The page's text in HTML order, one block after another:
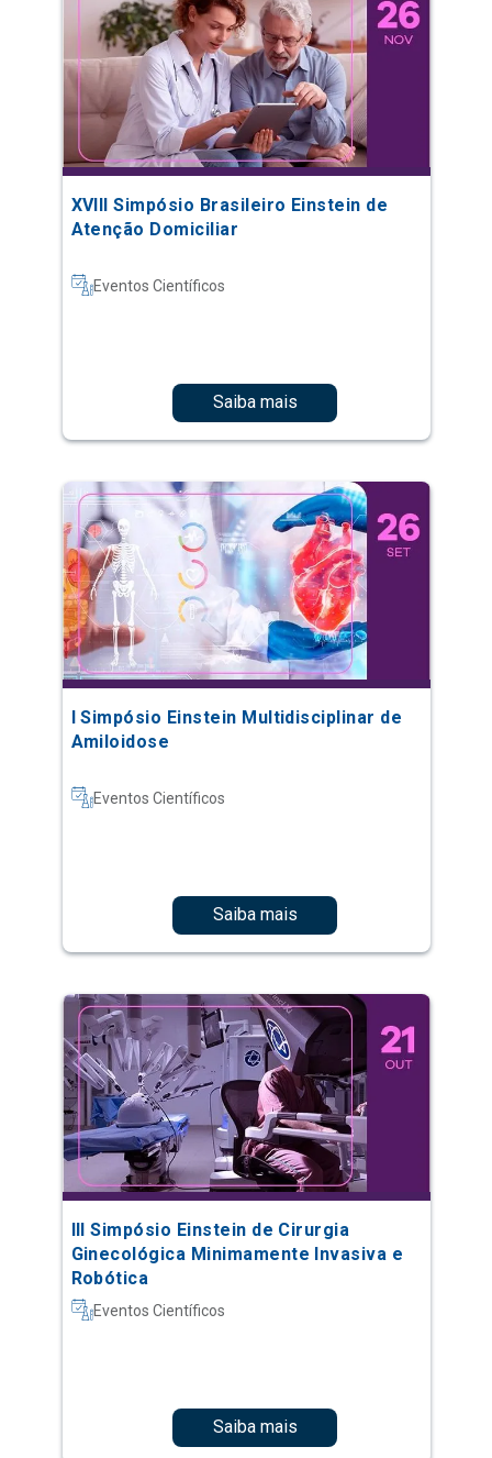
XVIII Simpósio Brasileiro Einstein de
Atenção Domiciliar
Eventos Científicos
Saiba mais
I Simpósio Einstein Multidisciplinar de
Amiloidose
Eventos Científicos
Saiba mais
III Simpósio Einstein de Cirurgia
Ginecológica Minimamente Invasiva e
Robótica
Eventos Científicos
Saiba mais